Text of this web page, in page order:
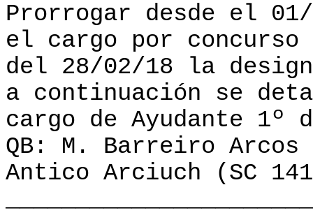
Prorrogar desde el
el cargo por
del 28/02/18 la
a continuación se
cargo de Ayudante
QB: M. Barreiro
Antico Arciuch (SC